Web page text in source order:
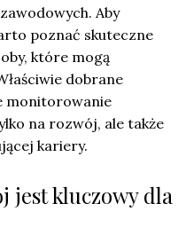
Aby
poznać skuteczne
które mogą
dobrane
monitorowanie
na rozwój, ale także
kariery.
jest kluczowy dla